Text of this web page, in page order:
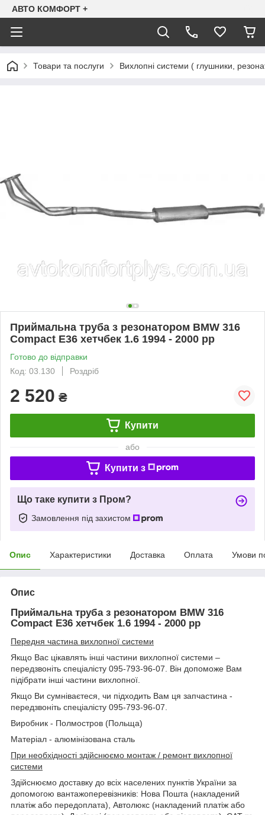
АВТО КОМФОРТ +
Товари та послуги Вихлопні системи ( глушники,
Приймальна труба з резонатором BMW 316
Compact E36 хетчбек 1.6 1994 - 2000 рр
Готово до відправки
Код: 03.130
Роздріб
2 520 ₴
Купити
або
Купити з
Що таке купити з Пром?
Замовлення під захистом
Опис Характеристики Доставка Оплата Умови
Опис
Приймальна труба з резонатором BMW 316
Compact E36 хетчбек 1.6 1994 - 2000 рр
Передня частина вихлопної системи
Якщо Вас цікавлять інші частини вихлопної системи –
передзвоніть спеціалісту 095-793-96-07. Він допоможе Вам
підібрати інші частини вихлопної.
Якщо Ви сумніваєтеся, чи підходить Вам ця запчастина -
передзвоніть спеціалісту 095-793-96-07.
Виробник - Полмостров (Польща)
Матеріал - алюмінізована сталь
При необхідності здійснюємо монтаж / ремонт вихлопної
системи
Здійснюємо доставку до всіх населених пунктів України за
допомогою вантажоперевізників: Нова Пошта (накладений
платіж або передоплата), Автолюкс (накладений платіж або